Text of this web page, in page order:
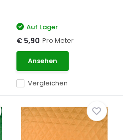
Vergleichen
Auf Lager
€ 5,90 Pro Meter
Ansehen